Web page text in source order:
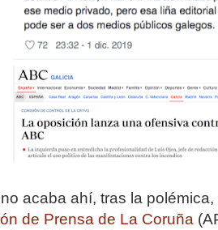
acaba ahí, tras la polémica,
de Prensa de La Coruña